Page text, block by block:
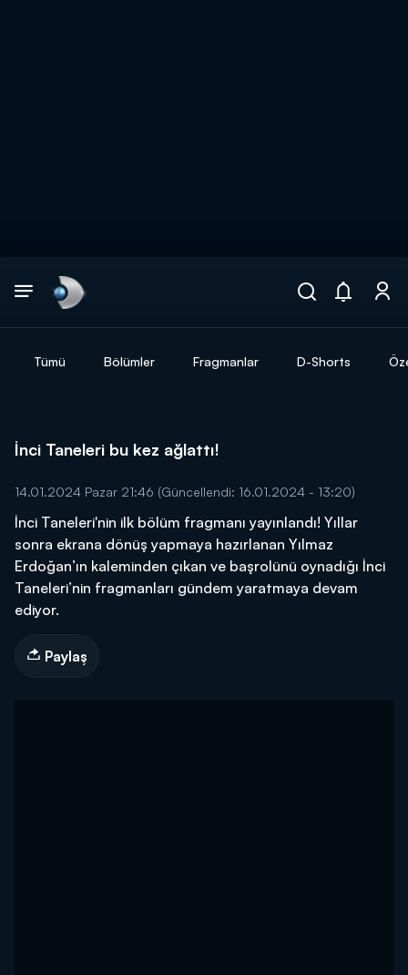
Tümü Bölümler Fragmanlar D-Shorts
İnci Taneleri bu kez ağlattı!
14.01.2024 Pazar 21:46 (Güncellendi: 16.01.2024 - 13:20)
İnci Taneleri'nin ilk bölüm fragmanı yayınlandı! Yıllar
sonra ekrana dönüş yapmaya hazırlanan Yılmaz
Erdoğan’ın kaleminden çıkan ve başrolünü oynadığı İnci
Taneleri’nin fragmanları gündem yaratmaya devam
ediyor.
Paylaş